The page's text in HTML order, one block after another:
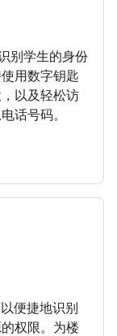
别学生的身份
用数字钥匙
以及轻松访
话号码。
便捷地识别
权限。为楼